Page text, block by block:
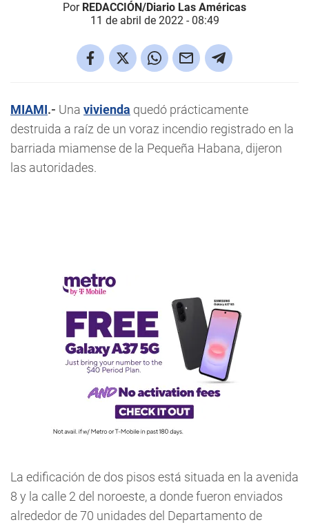
Por REDACCIÓN/Diario Las Américas
11 de abril de 2022 - 08:49
MIAMI.- Una vivienda quedó prácticamente
destruida a raíz de un voraz incendio registrado en la
barriada miamense de la Pequeña Habana, dijeron
las autoridades.
La edificación de dos pisos está situada en la avenida
8 y la calle 2 del noroeste, a donde fueron enviados
alrededor de 70 unidades del Departamento de